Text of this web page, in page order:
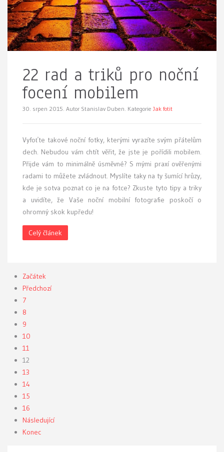
22 rad a triků pro noční
focení mobilem
30. srpen 2015. Autor Stanislav Duben. Kategorie Jak fotit
Vyfoťte takové noční fotky, kterými vyrazíte svým přátelům
dech. Nebudou vám chtít věřit, že jste je pořídili mobilem.
Přijde vám to minimálně úsměvné? S mými praxí ověřenými
radami to můžete zvládnout. Myslíte taky na ty šumící hrůzy,
kde je sotva poznat co je na fotce? Zkuste tyto tipy a triky
a uvidíte, že Vaše noční mobilní fotografie poskočí o
ohromný skok kupředu!
Celý článek
Začátek
Předchozí
7
8
9
10
11
12
13
14
15
16
Následující
Konec